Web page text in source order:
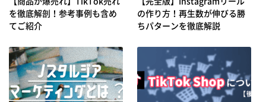
を徹底解剖！参考事例も含め
てご紹介
の作り方！再生数が伸びる勝
ちパターンを徹底解説